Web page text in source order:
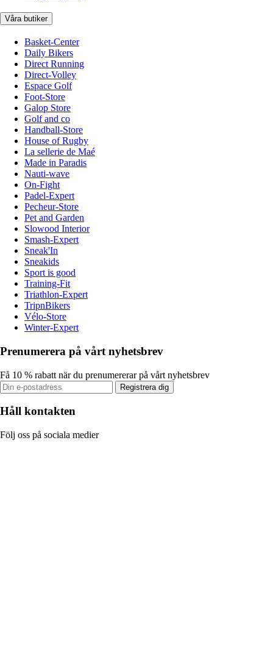
Våra butiker
Basket-Center
Daily Bikers
Direct Running
Direct-Volley
Espace Golf
Foot-Store
Galop Store
Golf and co
Handball-Store
House of Rugby
La sellerie de Maé
Made in Paradis
Nauti-wave
On-Fight
Padel-Expert
Pecheur-Store
Pet and Garden
Slowood Interior
Smash-Expert
Sneak'In
Sneakids
Sport is good
Training-Fit
Triathlon-Expert
TripnBikers
Vélo-Store
Winter-Expert
Prenumerera på vårt nyhetsbrev
Få 10 % rabatt när du prenumererar på vårt nyhetsbrev
Registrera dig
Håll kontakten
Följ oss på sociala medier